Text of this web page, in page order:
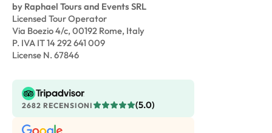
by Raphael Tours and Events SRL
Licensed Tour Operator
Via Boezio 4/c, 00192 Rome, Italy
P. IVA IT 14 292 641 009
License N. 67846
2682 RECENSIONI (5.0)